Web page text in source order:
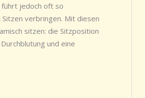
führt jedoch oft so
verbringen. Mit diesen
sitzen: die Sitzposition
und eine